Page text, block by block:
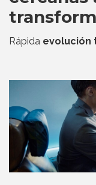
Rápida evolución